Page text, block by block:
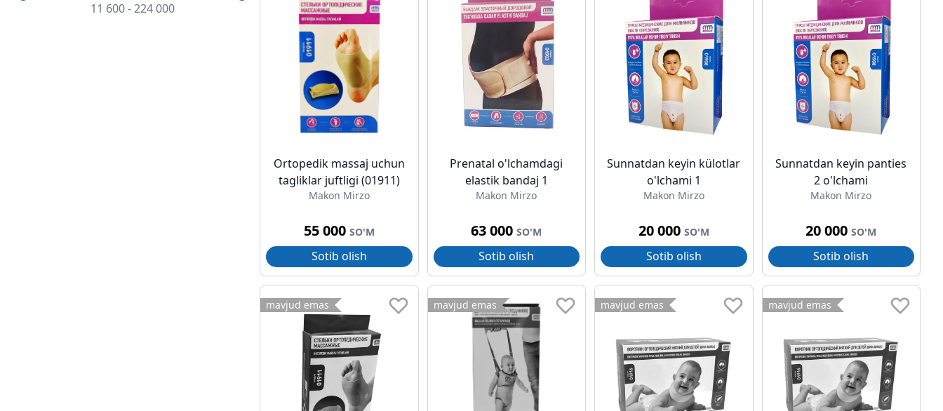
11 600-224 000
Ortopedik massaj uchun
tagliklar juftligi (01911)
Makon Mirzo
55 000 SO'M
Sotib olish
Prenatal o'lchamdagi
elastik bandaj 1
Makon Mirzo
63 000SO'M
Sotib olish
Sunnatdan keyin külotlar
o'lchami 1
Makon Mirzo
20 000 SO'M
Sotib olish
Sunnatdan keyin panties
2 o'lchami
Makon Mirzo
20 000SO'M
Sotib olish
mavjud emas mavjud emas mavjud emas mavjud emas